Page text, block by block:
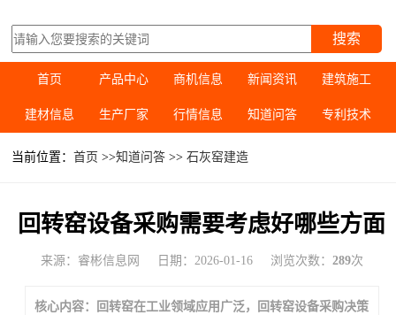
搜索
首页 产品中心 商机信息 新闻资讯 建筑施工
建材信息 生产厂家 行情信息 知道问答 专利技术
当前位置：首页 >>知道问答 >>石灰窑建造
回转窑设备采购需要考虑好哪些方面
来源：睿彬信息网 日期：2026-01-16 浏览次数： 289次
核心内容：回转窑在工业领域应用广泛，回转窑设备采购决策